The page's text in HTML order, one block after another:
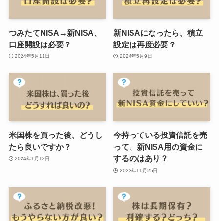
つみたてNISA→新NISA、
口座開設は必要？
2024年5月11日
新NISAになったら、積立
設定は再度必要？
2024年5月9日
米国株を買った後、どうし
たら良いですか？
2024年1月18日
今持っている投資信託を売
って、新NISA用の資金に
するのはあり？
2023年11月25日